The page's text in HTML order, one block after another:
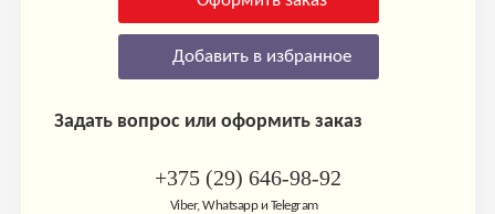
Добавить в избранное
Задать вопрос или оформить заказ
+375 (29) 646-98-92
Viber, Whatsapp и Telegram